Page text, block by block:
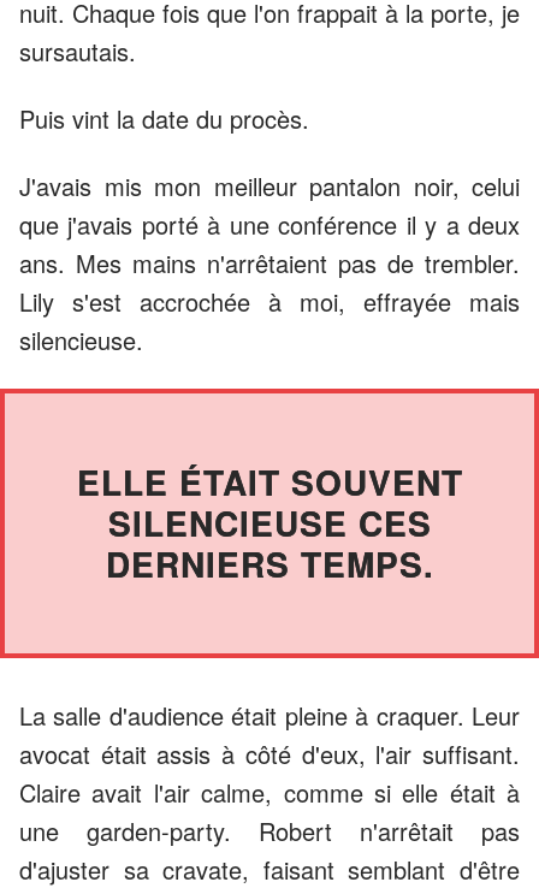
nuit. Chaque fois que l'on frappait à la porte, je
sursautais.
Puis vint la date du procès.
J'avais mis mon meilleur pantalon noir, celui
que j'avais porté à une conférence il y a deux
ans. Mes mains n'arrêtaient pas de trembler.
Lily s'est accrochée à moi, effrayée mais
silencieuse.
ELLE ÉTAIT SOUVENT
SILENCIEUSE CES
DERNIERS TEMPS.
La salle d'audience était pleine à craquer. Leur
avocat était assis à côté d'eux, l'air suffisant.
Claire avait l'air calme, comme si elle était à
une garden-party. Robert n'arrêtait pas
d'ajuster sa cravate, faisant semblant d'être